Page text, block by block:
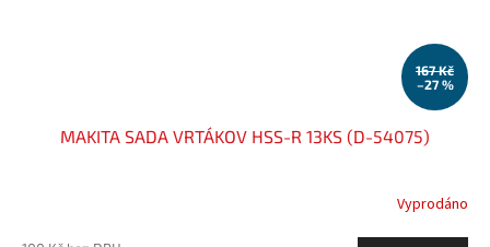
167 Kč
–27 %
MAKITA SADA VRTÁKOV HSS-R 13KS (D-54075)
Vyprodáno